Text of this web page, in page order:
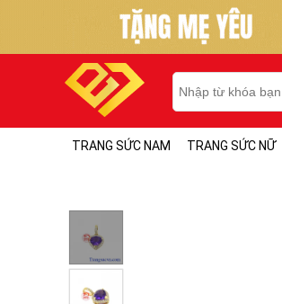
TRANG SỨC NAM TRANG SỨC NỮ